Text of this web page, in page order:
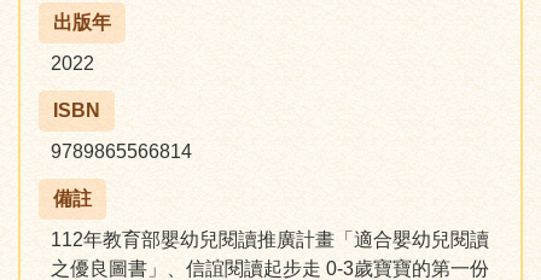
出版年
2022
ISBN
9789865566814
備註
112年教育部嬰幼兒閱讀推廣計畫「適合嬰幼兒閱讀
之優良圖書」、信誼閱讀起步走 0-3歲寶寶的第一份